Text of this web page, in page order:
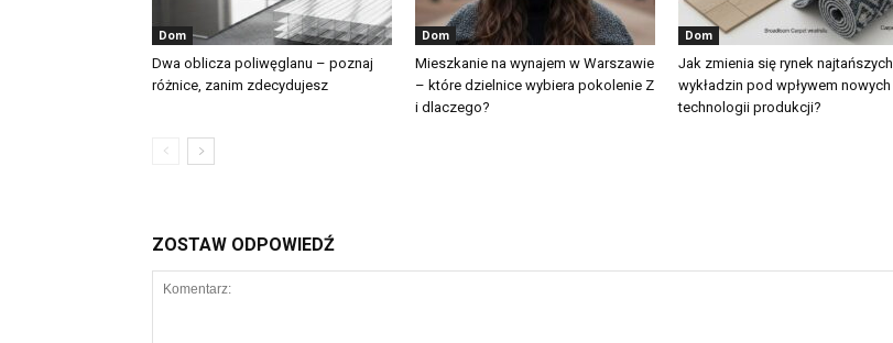
Dom
Dwa oblicza poliwęglanu – poznaj
różnice, zanim zdecydujesz
Dom
Mieszkanie na wynajem w Warszawie
– które dzielnice wybiera pokolenie Z
i dlaczego?
Dom
Jak zmienia się rynek najtańszych
wykładzin pod wpływem nowych
technologii produkcji?
ZOSTAW ODPOWIEDŹ